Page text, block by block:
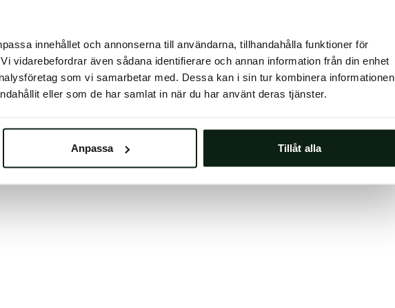
innehållet och annonserna till användarna, tillhandahålla funktioner för
vidarebefordrar även sådana identifierare och annan information från din enhet
som vi samarbetar med. Dessa kan i sin tur kombinera informationen
eller som de har samlat in när du har använt deras tjänster.
Anpassa Tillåt alla
a moment or reopening your browser.
browser cache may also help in some cases.
We apologize for the inconvenience.